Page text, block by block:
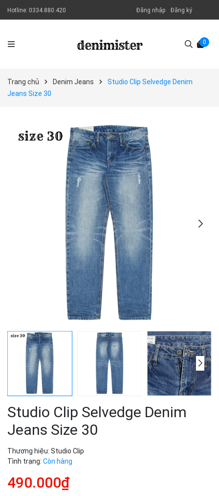
Hotline: 0334.880.420 Đăng nhập Đăng ký
0
Trang chủ Denim Jeans
Studio Clip Selvedge Denim
Jeans Size 30
Studio Clip Selvedge Denim
Jeans Size 30
Thương hiệu: Studio Clip
Tình trạng: Còn hàng
490.000₫